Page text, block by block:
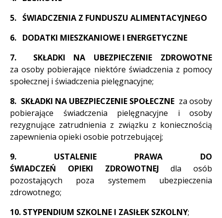
5. ŚWIADCZENIA Z FUNDUSZU ALIMENTACYJNEGO
6. DODATKI MIESZKANIOWE I ENERGETYCZNE
7. SKŁADKI NA UBEZPIECZENIE ZDROWOTNE
za osoby pobierające niektóre świadczenia z pomocy
społecznej i świadczenia pielęgnacyjne;
8. SKŁADKI NA UBEZPIECZENIE SPOŁECZNE za osoby
pobierające świadczenia pielęgnacyjne i osoby
rezygnujące zatrudnienia z związku z koniecznością
zapewnienia opieki osobie potrzebującej;
9. USTALENIE PRAWA DO
ŚWIADCZEŃ OPIEKI ZDROWOTNEJ dla osób
pozostających poza systemem ubezpieczenia
zdrowotnego;
10. STYPENDIUM SZKOLNE I ZASIŁEK SZKOLNY;